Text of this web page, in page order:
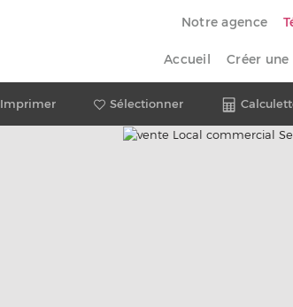
Notre agence
Accueil Créer
Imprimer Sélectionner